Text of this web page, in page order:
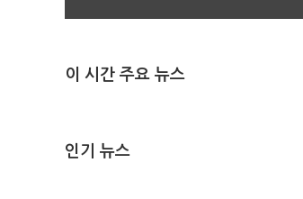
이 시간 주요 뉴스
인기 뉴스